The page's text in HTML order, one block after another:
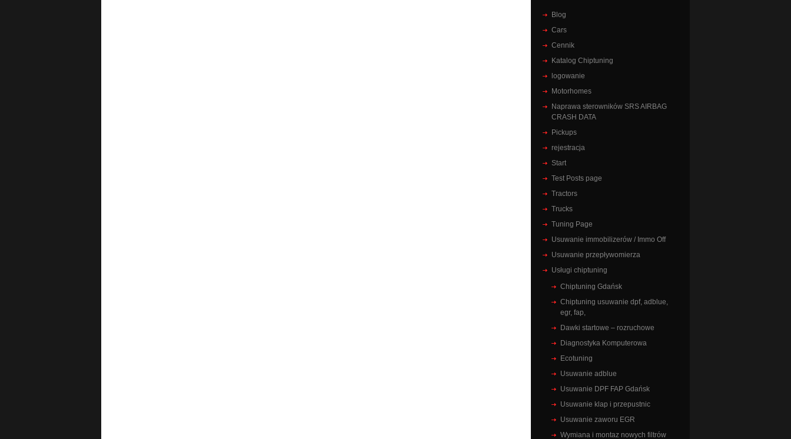
Blog
Cars
Cennik
Katalog Chiptuning
logowanie
Motorhomes
Naprawa sterowników SRS AIRBAG
CRASH DATA
Pickups
rejestracja
Start
Test Posts page
Tractors
Trucks
Tuning Page
Usuwanie immobilizerów / Immo Off
Usuwanie przepływomierza
Usługi chiptuning
Chiptuning Gdańsk
Chiptuning usuwanie dpf, adblue,
egr, fap,
Dawki startowe – rozruchowe
Diagnostyka Komputerowa
Ecotuning
Usuwanie adblue
Usuwanie DPF FAP Gdańsk
Usuwanie klap i przepustnic
Usuwanie zaworu EGR
Wymiana i montaz nowych filtrów